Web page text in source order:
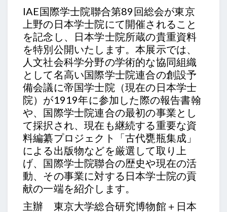
IAE国際学士院聯合第89回総会が東京
上野の日本学士院にて開催されること
を記念し、日本学士院所蔵の貴重資料
を特別公開いたします。本展示では、
人文社会科学分野の学術的な協同組織
として名高い国際学士院連合の創設予
備会議に帝国学士院（現在の日本学士
院）が1919年に参加した際の報告書翰
や、国際学士院連合の最初の事業とし
て採択され、現在も継続する重要な資
料編纂プロジェクト「古代甕瓶集成」
による出版物などを厳選して取り上
げ、国際学士院聯合の歴史や現在の活
動、その事業に対する日本学士院の貢
献の一端を紹介します。
主辦 東京大学総合研究博物館＋日本